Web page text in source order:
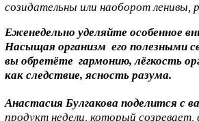
созидательны или наоборот ленивы,
Еженедельно уделяйте особенное
Насыщая организм его полезными
вы обретёте гармонию, лёгкость
как следствие, ясность разума.
Анастасия Булгакова поделится с
продукт недели, который